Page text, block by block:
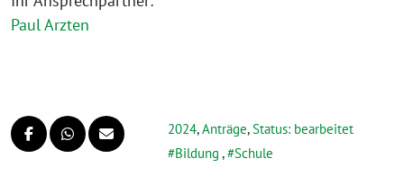
Paul Arzten
2024,Anträge,Status: bearbeitet
Bildung , Schule